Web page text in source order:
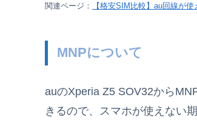
関連ページ： 【格安SIM比較】au回線が
MNPについて
auのXperia Z5 SOV32から
きるので、スマホが使えない